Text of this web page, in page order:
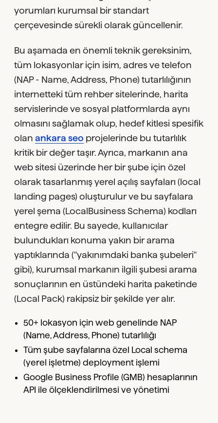
yorumları kurumsal bir standart
çerçevesinde sürekli olarak güncellenir.
Bu aşamada en önemli teknik gereksinim,
tüm lokasyonlar için isim, adres ve telefon
(NAP - Name, Address, Phone) tutarlılığının
internetteki tüm rehber sitelerinde, harita
servislerinde ve sosyal platformlarda aynı
olmasını sağlamak olup, hedef kitlesi spesifik
olanankara seo projelerinde bu tutarlılık
kritik bir değer taşır. Ayrıca, markanın ana
web sitesi üzerinde her bir şube için özel
olarak tasarlanmış yerel açılış sayfaları (local
landing pages) oluşturulur ve bu sayfalara
yerel şema (LocalBusiness Schema) kodları
entegre edilir. Bu sayede, kullanıcılar
bulundukları konuma yakın bir arama
yaptıklarında ("yakınımdaki banka şubeleri"
gibi), kurumsal markanın ilgili şubesi arama
sonuçlarının en üstündeki harita paketinde
(Local Pack) rakipsiz bir şekilde yer alır.
50+ lokasyon için web genelinde NAP
(Name, Address, Phone) tutarlılığı
Tüm şube sayfalarına özel Local schema
(yerel işletme) deployment işlemi
Google Business Profile (GMB) hesaplarının
API ile ölçeklendirilmesi ve yönetimi